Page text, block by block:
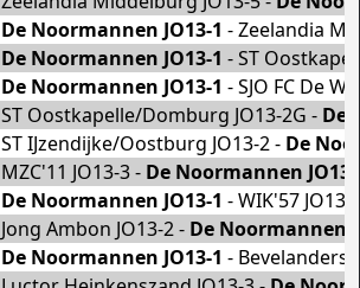
De Noormannen JO13-1 - Zeelandia
De Noormannen JO13-1 - ST
De Noormannen JO13-1 - SJO FC De
ST Oostkapelle/Domburg JO13-2G - De
ST IJzendijke/Oostburg JO13-2 - De
MZC'11 JO13-3 - De Noormannen
De Noormannen JO13-1 - WIK'57 JO13-
Jong Ambon JO13-2 - De Noormannen
De Noormannen JO13-1 - Bevelanders